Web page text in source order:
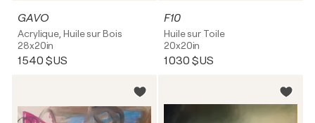
GAVO
Acrylique, Huile sur Bois
28x20in
1 540 $US
F10
Huile sur Toile
20x20in
1 030 $US